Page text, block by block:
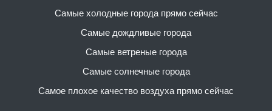
Самые холодные города прямо сейчас
Самые дождливые города
Самые ветреные города
Самые солнечные города
Самое плохое качество воздуха прямо сейчас